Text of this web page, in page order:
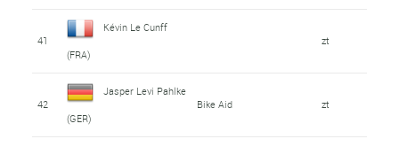
41
Kévin Le Cunff
(FRA)
zt
42
Jasper Levi Pahlke
(GER)
Bike Aid zt